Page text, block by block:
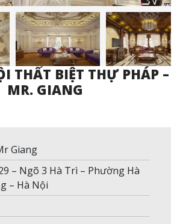
THẤT BIỆT THỰ PHÁP –
MR. GIANG
Giang
– Ngõ 3 Hà Trì – Phường Hà
– Hà Nội